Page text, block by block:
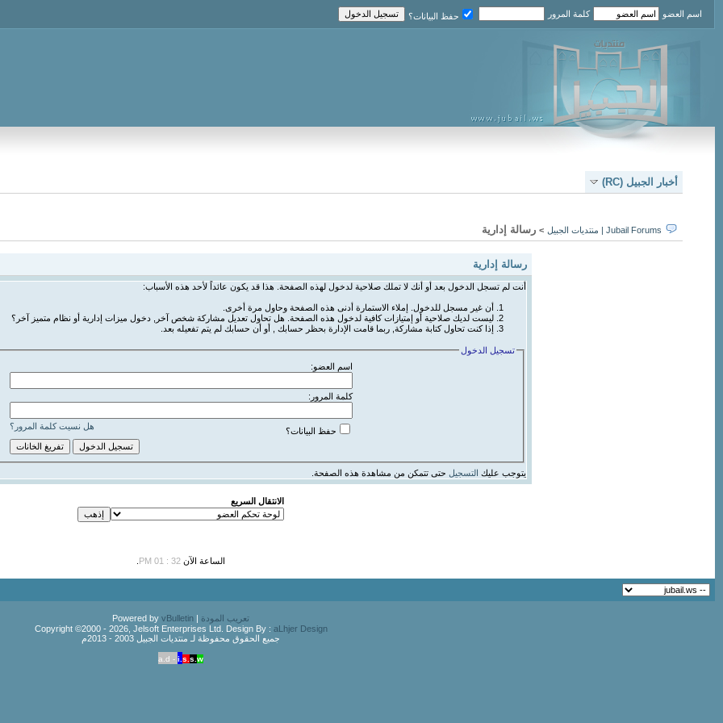
اسم العضو كلمة المرور حفظ البيانات؟
أخبار الجبيل (RC)
Jubail Forums | منتديات الجبيل > رسالة إدارية
رسالة إدارية
أنت لم تسجل الدخول بعد أو أنك لا تملك صلاحية لدخول لهذه الصفحة. هذا قد يكون عائداً لأحد هذه الأسباب:
أن غير مسجل للدخول. إملاء الاستمارة أدنى هذه الصفحة وحاول مرة أخرى.
ليست لديك صلاحية أو إمتيازات كافية لدخول هذه الصفحة. هل تحاول تعديل مشاركة شخص آخر, دخول ميزات إدارية أو نظام متميز آخر؟
إذا كنت تحاول كتابة مشاركة, ربما قامت الإدارة بحظر حسابك , أو أن حسابك لم يتم تفعيله بعد.
تسجيل الدخول
اسم العضو:
كلمة المرور:
هل نسيت كلمة المرور؟ حفظ البيانات؟
يتوجب عليك التسجيل حتى تتمكن من مشاهدة هذه الصفحة.
الانتقال السريع
الساعة الآن 32 : 01 PM
تعريب المودة | Powered by
vBulletin
Copyright ©2000 - 2026, Jelsoft Enterprises Ltd. Design By : aLhjer Design
جميع الحقوق محفوظة لـ منتديات الجبيل 2003 - 2013م
a.d - i.s.s.w